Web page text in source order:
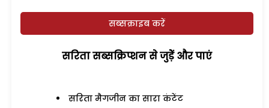
सब्सक्राइब करें
सरिता सब्सक्रिप्शन से जुड़ेें और पाएं
सरिता मैगजीन का सारा कंटेंट